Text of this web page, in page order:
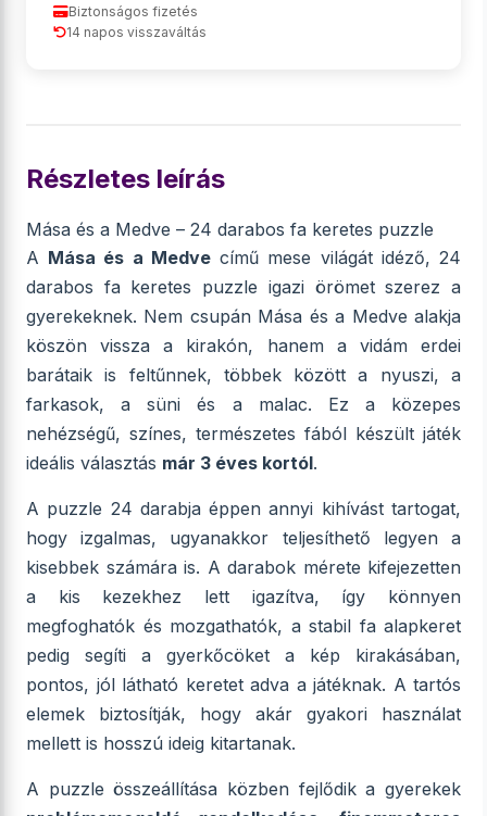
Biztonságos fizetés
14 napos visszaváltás
Részletes leírás
Mása és a Medve – 24 darabos fa keretes puzzle
A Mása és a Medvecímű mese világát idéző, 24
darabos fa keretes puzzle igazi örömet szerez a
gyerekeknek. Nem csupán Mása és a Medve alakja
köszön vissza a kirakón, hanem a vidám erdei
barátaik is feltűnnek, többek között a nyuszi, a
farkasok, a süni és a malac. Ez a közepes
nehézségű, színes, természetes fából készült játék
ideális választás már 3 éves kortól.
A puzzle 24 darabja éppen annyi kihívást tartogat,
hogy izgalmas, ugyanakkor teljesíthető legyen a
kisebbek számára is. A darabok mérete kifejezetten
a kis kezekhez lett igazítva, így könnyen
megfoghatók és mozgathatók, a stabil fa alapkeret
pedig segíti a gyerkőcöket a kép kirakásában,
pontos, jól látható keretet adva a játéknak. A tartós
elemek biztosítják, hogy akár gyakori használat
mellett is hosszú ideig kitartanak.
A puzzle összeállítása közben fejlődik a gyerekek